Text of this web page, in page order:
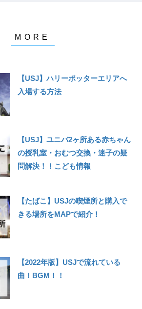
【USJ】ハリーポッターエリアへ
入場する方法
【USJ】ユニバ2ヶ所ある赤ちゃん
の授乳室・おむつ交換・迷子の疑
問解決！！こども情報
【たばこ】USJの喫煙所と購入で
きる場所をMAPで紹介！
【2022年版】USJで流れている
曲！BGM！！